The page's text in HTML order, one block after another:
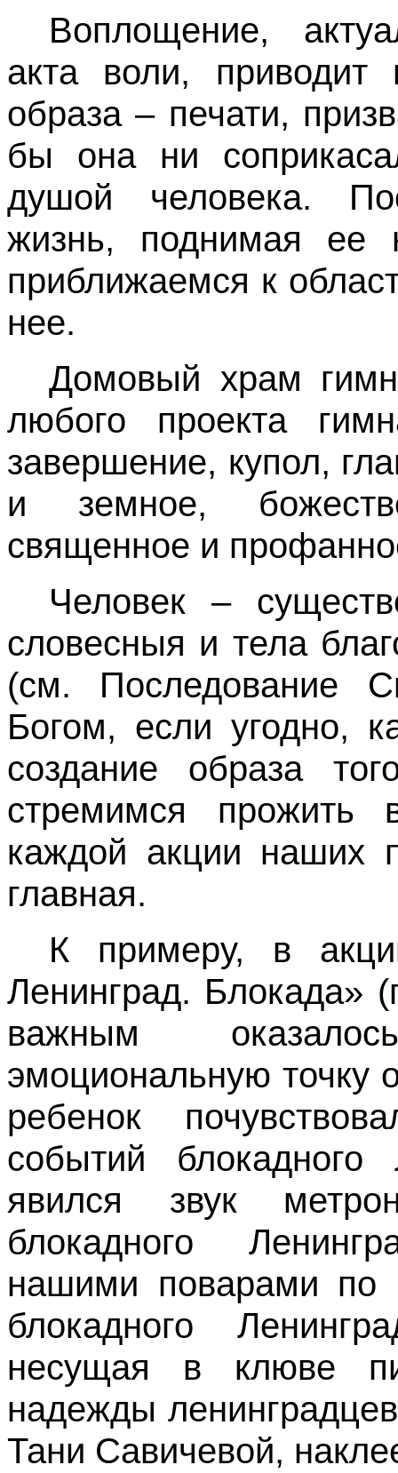
Воплощение,
акта воли, приводит
образа – печати,
бы она ни
душой человека.
жизнь, поднимая ее
приближаемся к
нее.
Домовый храм
любого проекта
завершение, купол,
и земное,
священное и
Человек –
словесныя и тела
(см. Последование
Богом, если угодно,
создание образа
стремимся прожить
каждой акции наших
главная.
К примеру, в
Ленинград. Блокада»
важным
эмоциональную точку
ребенок
событий блокадного
явился звук
блокадного
нашими поварами по
блокадного
несущая в клюве
надежды
Тани Савичевой,